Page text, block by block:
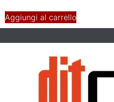
Aggiungi al carrello